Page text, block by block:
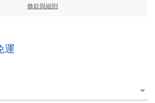
條款與細則
運